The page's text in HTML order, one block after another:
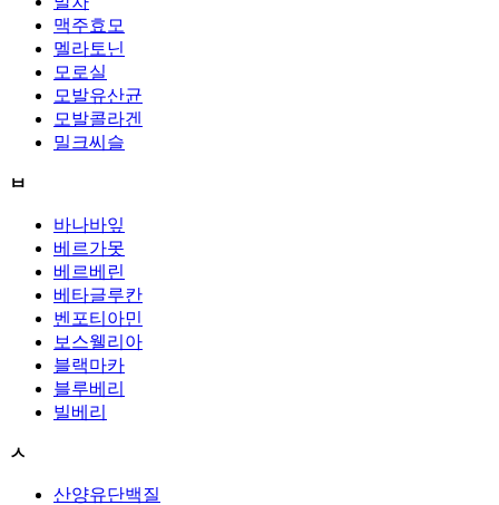
맥주효모
멜라토닌
모로실
모발유산균
모발콜라겐
밀크씨슬
ㅂ
바나바잎
베르가못
베르베린
베타글루칸
벤포티아민
보스웰리아
블랙마카
블루베리
빌베리
ㅅ
산양유단백질